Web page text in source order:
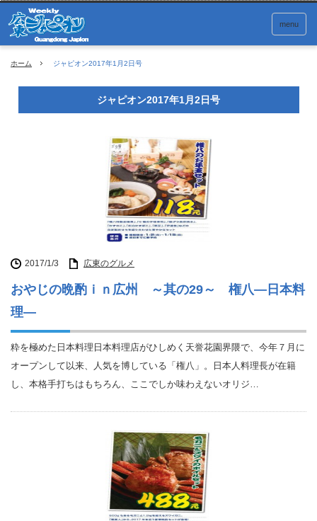
menu
ホーム ジャピオン2017年1月2日号
ジャピオン2017年1月2日号
2017/1/3 広東のグルメ
おやじの晩酌ｉｎ広州 ～其の29～ 権八―日本料
理―
粋を極めた日本料理日本料理店がひしめく天誉花園界隈で、今年７月に
オープンして以来、人気を博している「権八」。日本人料理長が在籍
し、本格手打ちはもちろん、ここでしか味わえないオリジ…